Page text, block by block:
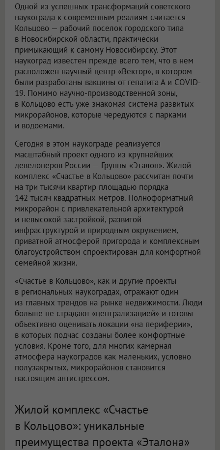
Одной из успешных трансформаций советского
наукограда к современным реалиям считается
Кольцово — рабочий поселок городского типа
в Новосибирской области, практически
примыкающий к самому Новосибирску. Этот
наукоград известен прежде всего тем, что в нем
расположен научный центр «Вектор», в котором
были разработаны вакцины от гепатита А и COVID-
19. Помимо научно-производственной зоны,
в Кольцово есть уже знакомая система развитых
микрорайонов, которые чередуются с парками
и водоемами.
Сегодня в этом наукограде реализуется
масштабный проект одного из крупнейших
девелоперов России — Группы «Эталон». Жилой
комплекс «Счастье в Кольцово» рассчитан почти
на три тысячи квартир площадью порядка
142 тысяч квадратных метров. Полноформатный
микрорайон с привлекательной архитектурой
и невысокой застройкой, развитой
инфраструктурой и природным окружением,
приватной атмосферой пригорода и комплексным
благоустройством спроектирован для комфортной
семейной жизни.
«Счастье в Кольцово», как и другие проекты
в региональных наукоградах, отражают один
из главных трендов на рынке недвижимости. Люди
больше не страдают «централизацией» и готовы
объективно оценивать локации «на периферии»,
в которых подчас созданы более комфортные
условия. Кроме того, для многих камерная
атмосфера наукоградов как маленьких, условно
полузакрытых, микрорайонов становится
настоящим антистрессом.
Жилой комплекс «Счастье
в Кольцово»: уникальные
преимущества проекта «Эталона»